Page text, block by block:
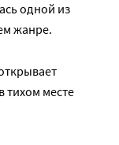
одной из
жанре.
тихом месте